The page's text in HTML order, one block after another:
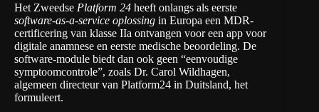
Het Zweedse Platform 24 heeft onlangs als eerste
software-as-a-service oplossing in Europa een MDR-
certificering van klasse IIa ontvangen voor een app voor
digitale anamnese en eerste medische beoordeling. De
software-module biedt dan ook geen “eenvoudige
symptoomcontrole”, zoals Dr. Carol Wildhagen,
algemeen directeur van Platform24 in Duitsland, het
formuleert.